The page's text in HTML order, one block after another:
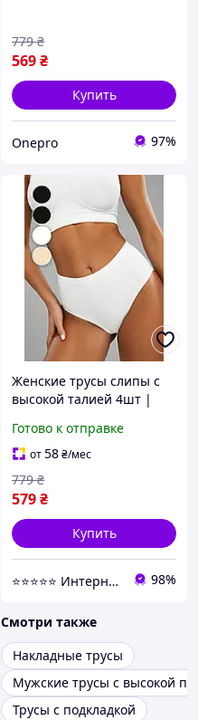
569₴
779 ₴
Купить
Onepro 97%
Женские трусы слипы с
высокой талией 4шт |
трусов | Качественные
бесшовные трусы,
ежедневные
Готово к отправке
от58₴/мес
579₴
779 ₴
Купить
⭐⭐⭐⭐⭐ Интернет магазин Добра Мама 98%
Смотри также
Накладные трусы
Мужские трусы с высокой
Трусы с подкладкой